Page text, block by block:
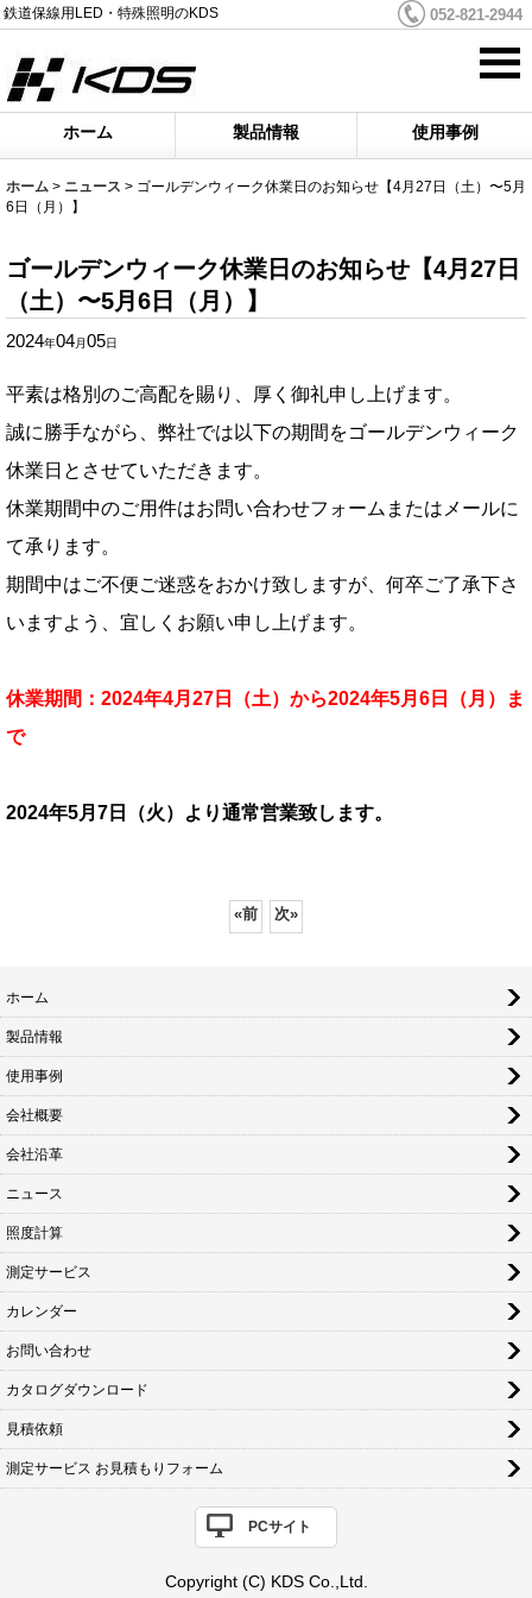
鉄道保線用LED・特殊照明のKDS 052-821-2944
ホーム 製品情報 使用事例
ホーム > ニュース > ゴールデンウィーク休業日のお知らせ【4月27日（土）〜5月
6日（月）】
ゴールデンウィーク休業日のお知らせ【4月27日
（土）〜5月6日（月）】
2024年04月05日
平素は格別のご高配を賜り、厚く御礼申し上げます。
誠に勝手ながら、弊社では以下の期間をゴールデンウィーク
休業日とさせていただきます。
休業期間中のご用件はお問い合わせフォームまたはメールに
て承ります。
期間中はご不便ご迷惑をおかけ致しますが、何卒ご了承下さ
いますよう、宜しくお願い申し上げます。
休業期間：2024年4月27日（土）から2024年5月6日（月）ま
で
2024年5月7日（火）より通常営業致します。
«前 次»
ホーム
製品情報
使用事例
会社概要
会社沿革
ニュース
照度計算
測定サービス
カレンダー
お問い合わせ
カタログダウンロード
見積依頼
測定サービス お見積もりフォーム
PCサイト
Copyright (C) KDS Co.,Ltd.